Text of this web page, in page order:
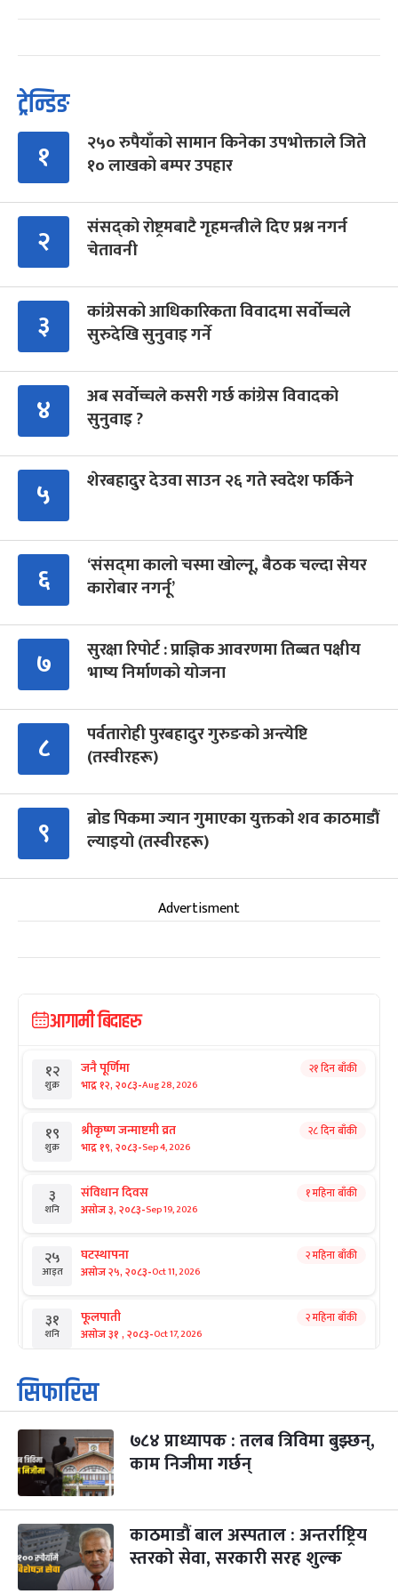
ट्रेन्डिङ
१
२५० रुपैयाँको सामान किनेका उपभोक्ताले जिते
१० लाखको बम्पर उपहार
२
संसद्को रोष्ट्रमबाटै गृहमन्त्रीले दिए प्रश्न नगर्न
चेतावनी
३
कांग्रेसको आधिकारिकता विवादमा सर्वोच्चले
सुरुदेखि सुनुवाइ गर्ने
४
अब सर्वोच्चले कसरी गर्छ कांग्रेस विवादको
सुनुवाइ ?
५ शेरबहादुर देउवा साउन २६ गते स्वदेश फर्किने
६
‘संसद्‍मा कालो चस्मा खोल्नू, बैठक चल्दा सेयर
कारोबार नगर्नू’
७
सुरक्षा रिपोर्ट : प्राज्ञिक आवरणमा तिब्बत पक्षीय
भाष्य निर्माणको योजना
८
पर्वतारोही पुरबहादुर गुरुङको अन्त्येष्टि
(तस्वीरहरू)
९
ब्रोड पिकमा ज्यान गुमाएका युक्तको शव काठमाडौं
ल्याइयो (तस्वीरहरू)
Advertisment
आगामी बिदाहरु
१२
शुक्र
जनै पूर्णिमा
भाद्र १२, २०८३-Aug 28, 2026
२१ दिन बाँकी
१९
शुक्र
श्रीकृष्ण जन्माष्टमी व्रत
भाद्र १९, २०८३-Sep 4, 2026
२८ दिन बाँकी
३
शनि
संविधान दिवस
असोज ३, २०८३-Sep 19, 2026
१ महिना बाँकी
२५
आइत
घटस्थापना
असोज २५, २०८३-Oct 11, 2026
२ महिना बाँकी
३१
शनि
फूलपाती
असोज ३१ , २०८३-Oct 17, 2026
२ महिना बाँकी
१
आइत
कार्तिक सङ्क्रान्ति
कार्तिक १, २०८३
३
मंगल
महानवमी
कार्तिक ३, २०८३-Oct 20, 2026
२ महिना बाँकी
४
बुध कार्तिक ४, २०८३ Oct 21, 2026
५
बिहि
पापा‌ङ्कुशा एकादशी व्रत
कार्तिक ५, २०८३
२ महिना बाँकी
सिफारिस
७८४ प्राध्यापक : तलब त्रिविमा बुझ्छन्,
काम निजीमा गर्छन्
काठमाडौं बाल अस्पताल : अन्तर्राष्ट्रिय
स्तरको सेवा, सरकारी सरह शुल्क